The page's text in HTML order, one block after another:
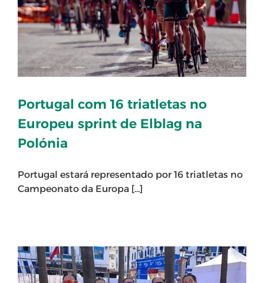
Portugal com 16 triatletas no
Europeu sprint de Elblag na
Polónia
Portugal estará representado por 16 triatletas no
Campeonato da Europa [...]